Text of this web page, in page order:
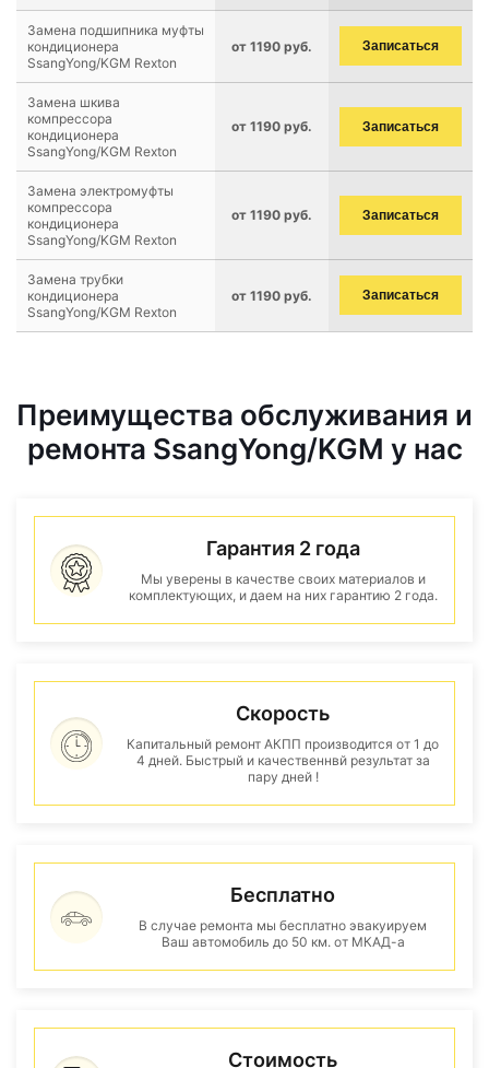
Замена подшипника муфты
кондиционера
SsangYong/KGM Rexton
от 1190 руб. Записаться
Замена шкива
компрессора
кондиционера
SsangYong/KGM Rexton
от 1190 руб. Записаться
Замена электромуфты
компрессора
кондиционера
SsangYong/KGM Rexton
от 1190 руб. Записаться
Замена трубки
кондиционера
SsangYong/KGM Rexton
от 1190 руб. Записаться
Преимущества обслуживания и
ремонта SsangYong/KGM у нас
Гарантия 2 года
Мы уверены в качестве своих материалов и
комплектующих, и даем на них гарантию 2 года.
Скорость
Капитальный ремонт АКПП производится от 1 до
4 дней. Быстрый и качественнвй результат за
пару дней !
Бесплатно
В случае ремонта мы бесплатно эвакуируем
Ваш автомобиль до 50 км. от МКАД-а
Стоимость